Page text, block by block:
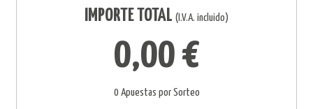
IMPORTE TOTAL (I.V.A. incluido)
0,00 €
0 Apuestas por Sorteo